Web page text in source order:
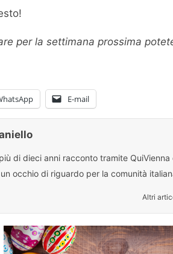
per la settimana prossima
E-mail
di dieci anni racconto tramite
occhio di riguardo per la comunità
Altri